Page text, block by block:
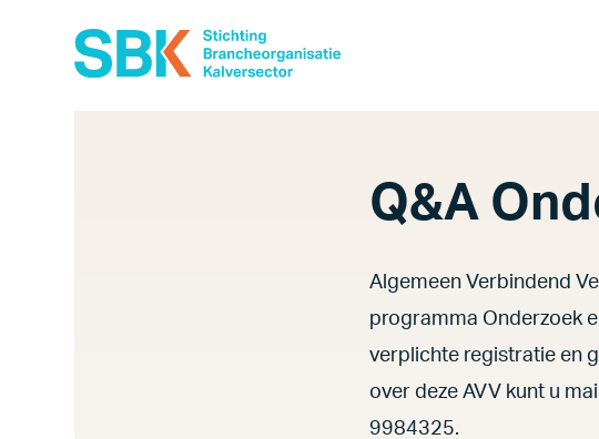
Q&A
Algemeen Verbindend
programma Onderzoek
verplichte registratie en
over deze AVV kunt u
9984325.